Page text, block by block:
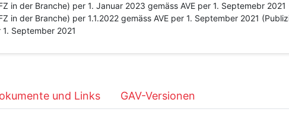
in der Branche) per 1. Januar 2023 gemäss AVE per 1. Septemebr 2021
in der Branche) per 1.1.2022 gemäss AVE per 1. September 2021
September 2021
und Links GAV-Versionen